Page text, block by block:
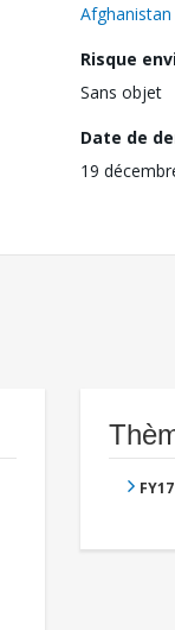
Risque
Sans objet
Date de
19